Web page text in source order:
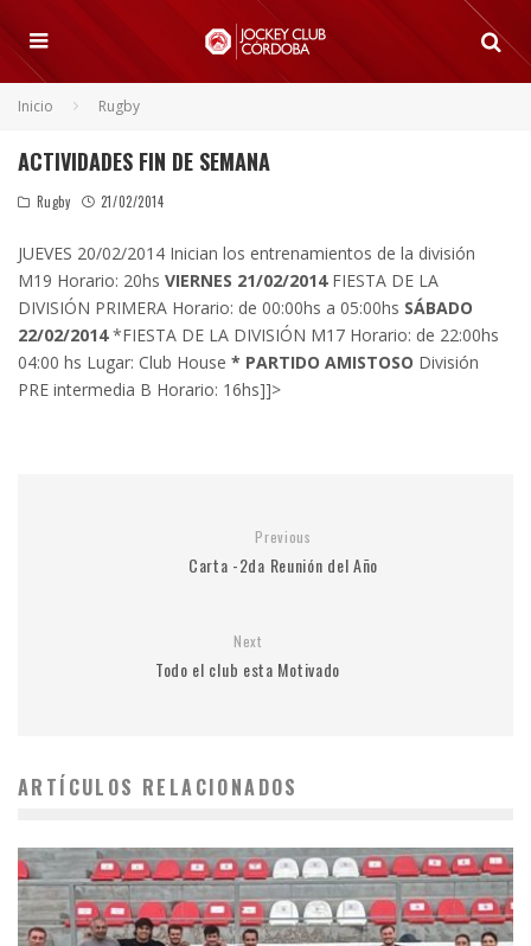
Inicio Rugby
ACTIVIDADES FIN DE SEMANA
Rugby 21/02/2014
JUEVES 20/02/2014 Inician los entrenamientos de la división
M19 Horario: 20hs VIERNES 21/02/2014FIESTA DE LA
DIVISIÓN PRIMERA Horario: de 00:00hs a 05:00hs SÁBADO
22/02/2014*FIESTA DE LA DIVISIÓN M17 Horario: de 22:00hs
04:00 hs Lugar: Club House * PARTIDO AMISTOSO División
PRE intermedia B Horario: 16hs]]>
Previous
Carta -2da Reunión del Año
Next
Todo el club esta Motivado
ARTÍCULOS RELACIONADOS